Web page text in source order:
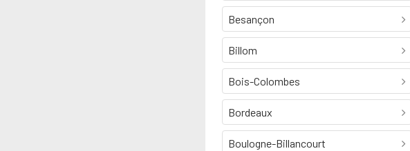
Besançon
Billom
Bois-Colombes
Bordeaux
Boulogne-Billancourt